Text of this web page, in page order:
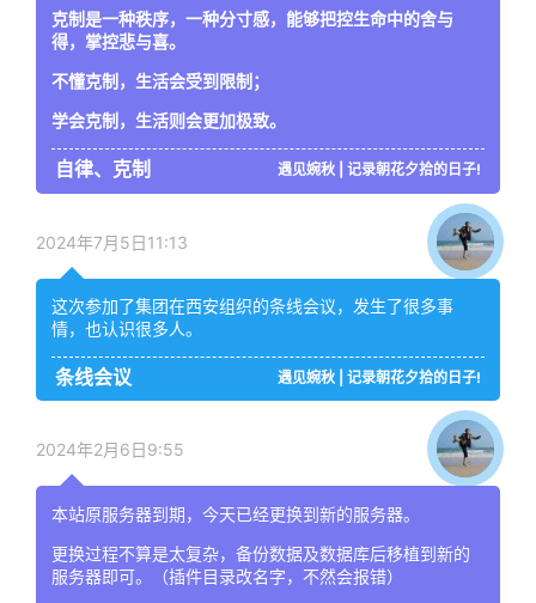
克制是一种秩序，一种分寸感，能够把控生命中的舍与
得，掌控悲与喜。
不懂克制，生活会受到限制；
学会克制，生活则会更加极致。
自律、克制 遇见婉秋 | 记录朝花夕拾的日子!
2024年7月5日11:13
这次参加了集团在西安组织的条线会议，发生了很多事
情，也认识很多人。
条线会议 遇见婉秋 | 记录朝花夕拾的日子!
2024年2月6日9:55
本站原服务器到期，今天已经更换到新的服务器。
更换过程不算是太复杂，备份数据及数据库后移植到新的
服务器即可。（插件目录改名字，不然会报错）